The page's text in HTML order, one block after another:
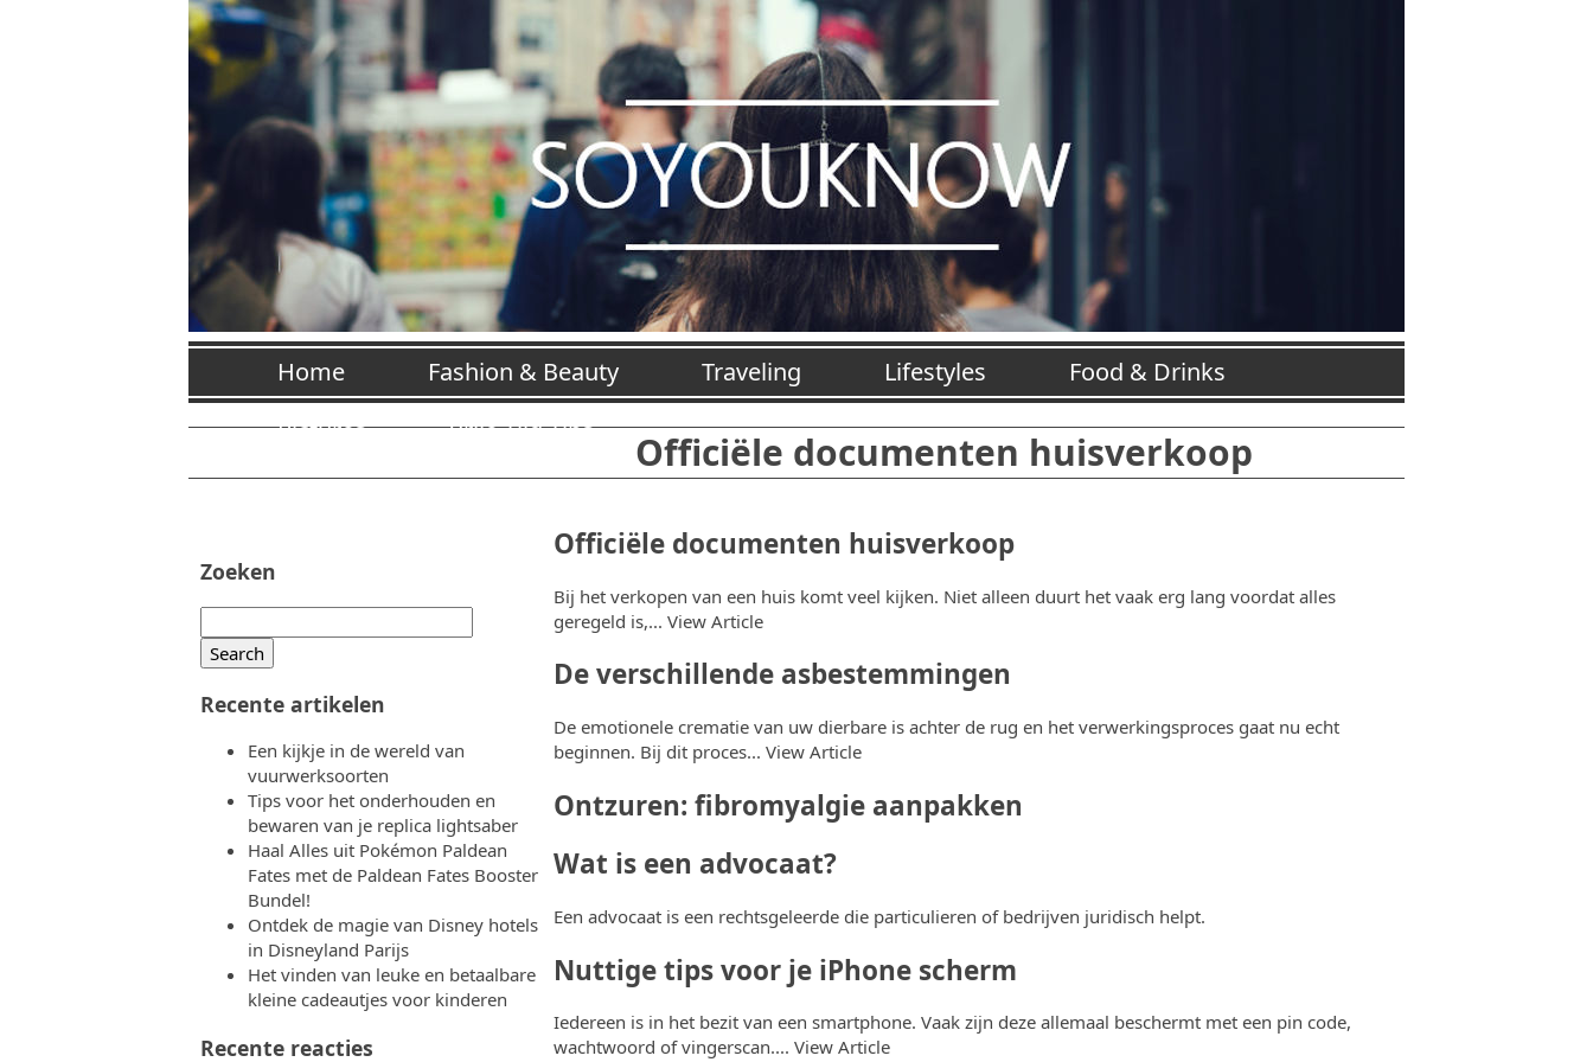
Home Fashion & Beauty Traveling Lifestyles
Food & Drinks
Pictures
Vrije Tijd Tips Officiële documenten huisverkoop
Zoeken
for:
Recente artikelen
Een kijkje in de wereld van
vuurwerksoorten
Tips voor het onderhouden en
bewaren van je replica lightsaber
Haal Alles uit Pokémon Paldean
Fates met de Paldean Fates Booster
Bundel!
Ontdek de magie van Disney hotels
in Disneyland Parijs
Het vinden van leuke en betaalbare
kleine cadeautjes voor kinderen
Recente reacties
Officiële documenten huisverkoop
Bij het verkopen van een huis komt veel kijken. Niet alleen duurt het vaak erg lang voordat alles
geregeld is,... View Article
De verschillende asbestemmingen
De emotionele crematie van uw dierbare is achter de rug en het verwerkingsproces gaat nu echt
beginnen. Bij dit proces... View Article
Ontzuren: fibromyalgie aanpakken
Wat is een advocaat?
Een advocaat is een rechtsgeleerde die particulieren of bedrijven juridisch helpt.
Nuttige tips voor je iPhone scherm
Iedereen is in het bezit van een smartphone. Vaak zijn deze allemaal beschermt met een pin code,
wachtwoord of vingerscan.... View Article